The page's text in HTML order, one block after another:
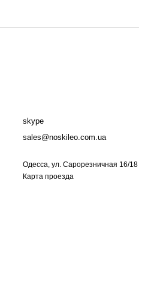
skype
sales@noskileo.com.ua
Одесса, ул. Сарорезничная 16/18
Карта проезда